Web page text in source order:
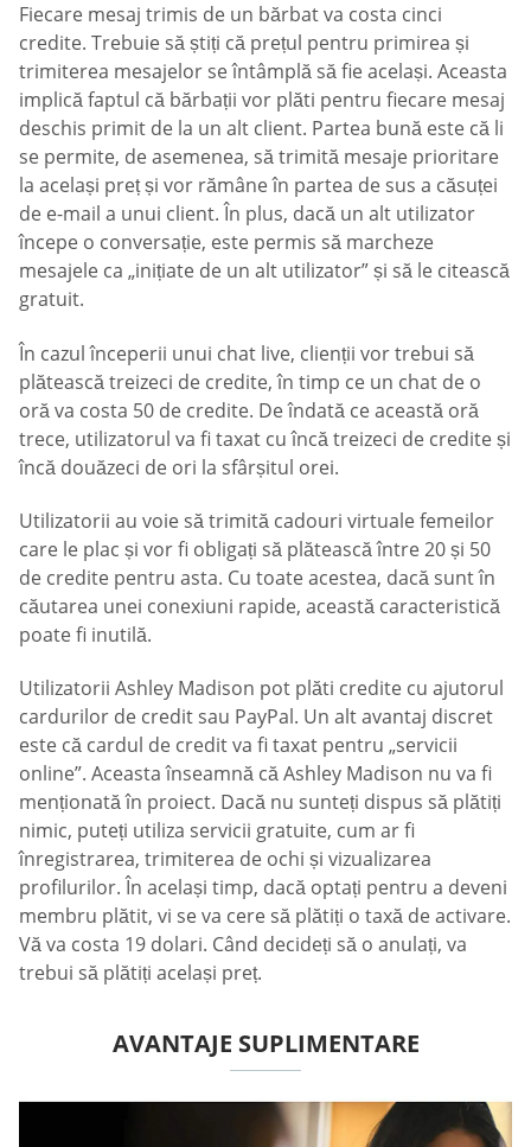
Fiecare mesaj trimis de un bărbat va costa cinci
credite. Trebuie să știți că prețul pentru primirea și
trimiterea mesajelor se întâmplă să fie același. Aceasta
implică faptul că bărbații vor plăti pentru fiecare mesaj
deschis primit de la un alt client. Partea bună este că li
se permite, de asemenea, să trimită mesaje prioritare
la același preț și vor rămâne în partea de sus a căsuței
de e-mail a unui client. În plus, dacă un alt utilizator
începe o conversație, este permis să marcheze
mesajele ca „inițiate de un alt utilizator” și să le citească
gratuit.
În cazul începerii unui chat live, clienții vor trebui să
plătească treizeci de credite, în timp ce un chat de o
oră va costa 50 de credite. De îndată ce această oră
trece, utilizatorul va fi taxat cu încă treizeci de credite și
încă douăzeci de ori la sfârșitul orei.
Utilizatorii au voie să trimită cadouri virtuale femeilor
care le plac și vor fi obligați să plătească între 20 și 50
de credite pentru asta. Cu toate acestea, dacă sunt în
căutarea unei conexiuni rapide, această caracteristică
poate fi inutilă.
Utilizatorii Ashley Madison pot plăti credite cu ajutorul
cardurilor de credit sau PayPal. Un alt avantaj discret
este că cardul de credit va fi taxat pentru „servicii
online”. Aceasta înseamnă că Ashley Madison nu va fi
menționată în proiect. Dacă nu sunteți dispus să plătiți
nimic, puteți utiliza servicii gratuite, cum ar fi
înregistrarea, trimiterea de ochi și vizualizarea
profilurilor. În același timp, dacă optați pentru a deveni
membru plătit, vi se va cere să plătiți o taxă de activare.
Vă va costa 19 dolari. Când decideți să o anulați, va
trebui să plătiți același preț.
AVANTAJE SUPLIMENTARE